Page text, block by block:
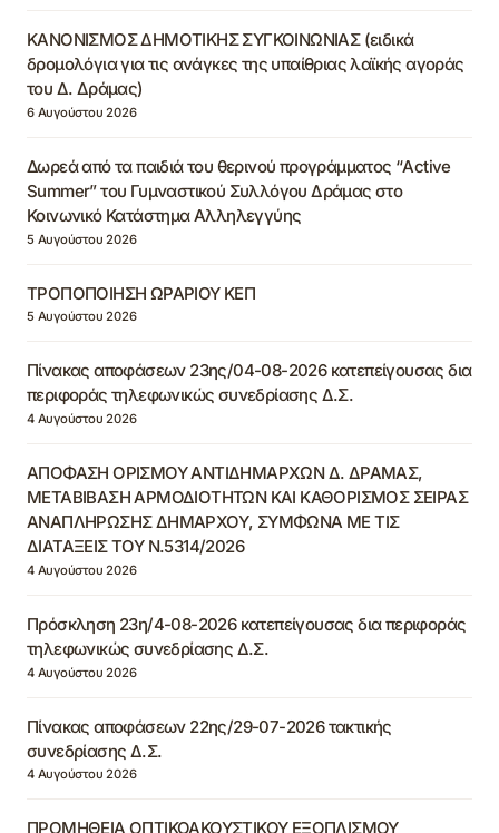
ΚΑΝΟΝΙΣΜΟΣ ΔΗΜΟΤΙΚΗΣ ΣΥΓΚΟΙΝΩΝΙΑΣ (ειδικά
δρομολόγια για τις ανάγκες της υπαίθριας λαϊκής αγοράς
του Δ. Δράμας)
6 Αυγούστου 2026
Δωρεά από τα παιδιά του θερινού προγράμματος “Active
Summer” του Γυμναστικού Συλλόγου Δράμας στο
Κοινωνικό Κατάστημα Αλληλεγγύης
5 Αυγούστου 2026
ΤΡΟΠΟΠΟΙΗΣΗ ΩΡΑΡΙΟΥ ΚΕΠ
5 Αυγούστου 2026
Πίνακας αποφάσεων 23ης/04-08-2026 κατεπείγουσας δια
περιφοράς τηλεφωνικώς συνεδρίασης Δ.Σ.
4 Αυγούστου 2026
ΑΠΟΦΑΣΗ ΟΡΙΣΜΟΥ ΑΝΤΙΔΗΜΑΡΧΩΝ Δ. ΔΡΑΜΑΣ,
ΜΕΤΑΒΙΒΑΣΗ ΑΡΜΟΔΙΟΤΗΤΩΝ ΚΑΙ ΚΑΘΟΡΙΣΜΟΣ ΣΕΙΡΑΣ
ΑΝΑΠΛΗΡΩΣΗΣ ΔΗΜΑΡΧΟΥ, ΣΥΜΦΩΝΑ ΜΕ ΤΙΣ
ΔΙΑΤΑΞΕΙΣ ΤΟΥ Ν.5314/2026
4 Αυγούστου 2026
Πρόσκληση 23η/4-08-2026 κατεπείγουσας δια περιφοράς
τηλεφωνικώς συνεδρίασης Δ.Σ.
4 Αυγούστου 2026
Πίνακας αποφάσεων 22ης/29-07-2026 τακτικής
συνεδρίασης Δ.Σ.
4 Αυγούστου 2026
ΠΡΟΜΗΘΕΙΑ ΟΠΤΙΚΟΑΚΟΥΣΤΙΚΟΥ ΕΞΟΠΛΙΣΜΟΥ